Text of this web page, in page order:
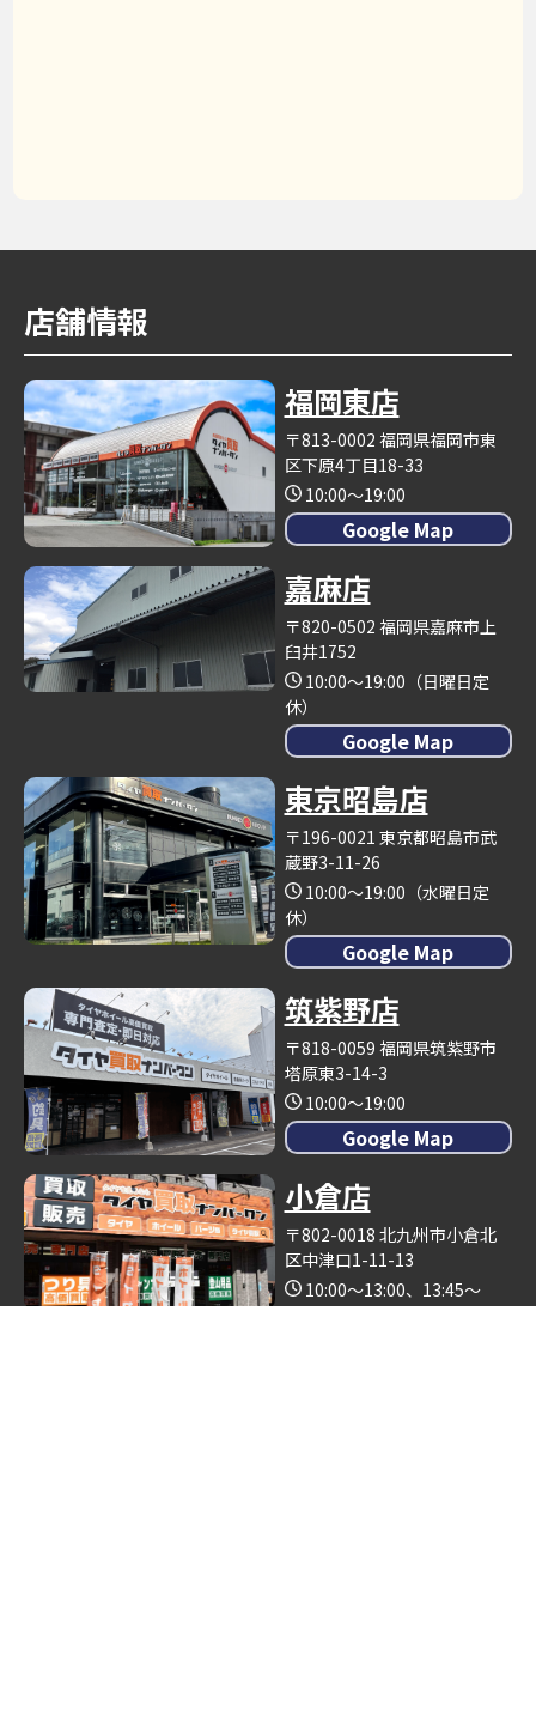
店舗情報
福岡東店
〒813-0002 福岡県福岡市東
区下原4丁目18-33
10:00～19:00
Google Map
嘉麻店
〒820-0502 福岡県嘉麻市上
臼井1752
10:00～19:00（日曜日定
休）
Google Map
東京昭島店
〒196-0021 東京都昭島市武
蔵野3-11-26
10:00～19:00（水曜日定
休）
Google Map
筑紫野店
〒818-0059 福岡県筑紫野市
塔原東3-14-3
10:00～19:00
Google Map
小倉店
〒802-0018 北九州市小倉北
区中津口1-11-13
10:00～13:00、13:45～
19:00（木曜日定休）